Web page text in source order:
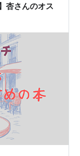
杏さんのオス